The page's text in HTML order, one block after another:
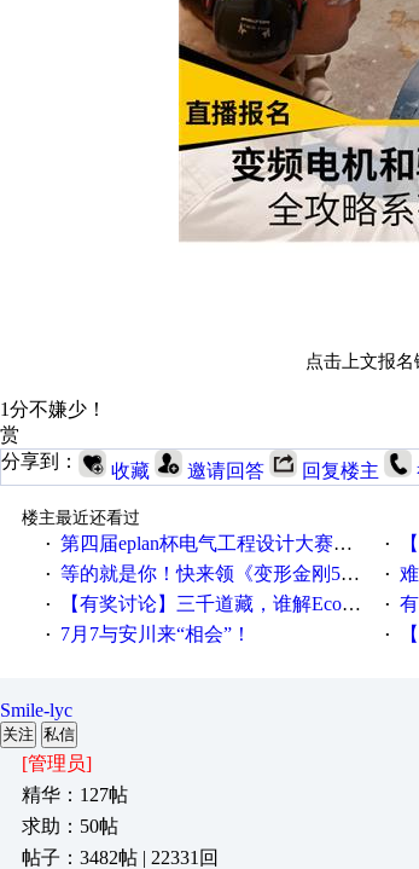
点击上文报
1分不嫌少！
赏
分享到：
收藏 邀请回答 回复楼主
楼主最近还看过
· 第四届eplan杯电气工程设计大赛报名啦！！！ ·
· 等的就是你！快来领《变形金刚5》观影券 ·
· 【有奖讨论】三千道藏，谁解EcoStruxureMA领域之谜？ · 有
· 7月7与安川来“相会”！ ·
Smile-lyc
关注 私信
[管理员]
精华：127帖
求助：50帖
帖子：3482帖 | 22331回